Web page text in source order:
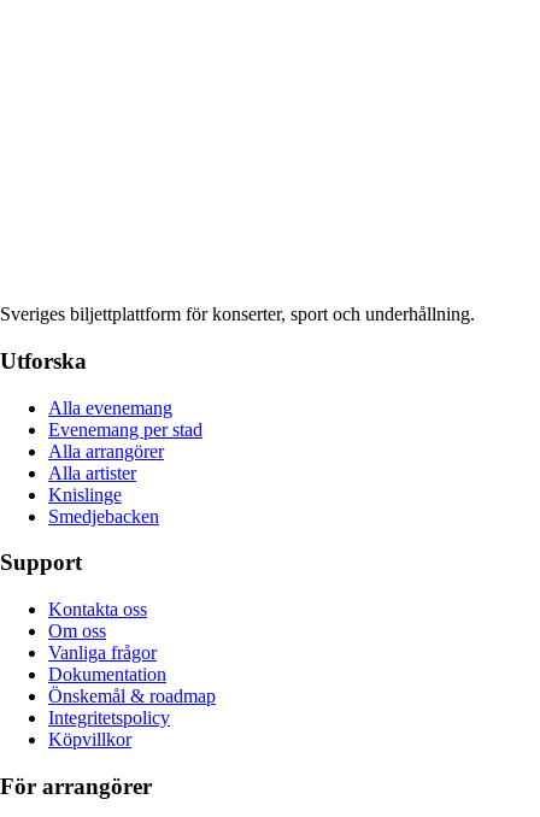
Sveriges biljettplattform för konserter, sport och underhållning.
Utforska
Alla evenemang
Evenemang per stad
Alla arrangörer
Alla artister
Knislinge
Smedjebacken
Support
Kontakta oss
Om oss
Vanliga frågor
Dokumentation
Önskemål & roadmap
Integritetspolicy
Köpvillkor
För arrangörer